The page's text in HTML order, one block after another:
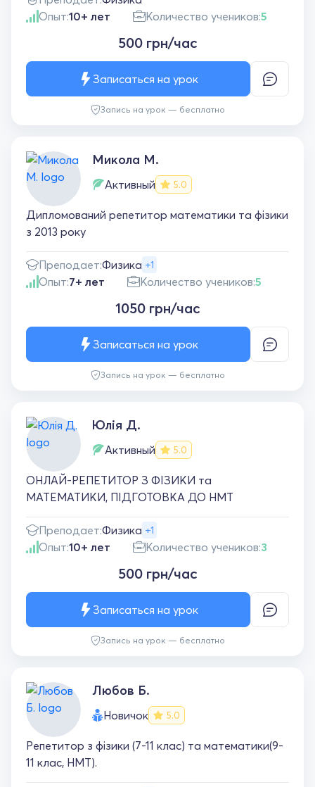
Опыт:10+ лет Количество учеников:5
500 грн/час
Запись на урок — бесплатно
Записаться на урок
Микола М.
Активный 5.0
Дипломований репетитор математики та фізики
з 2013 року
Преподает:Физика +1
Опыт:7+ лет Количество учеников:5
1050 грн/час
Запись на урок — бесплатно
Записаться на урок
Юлія Д.
Активный 5.0
ОНЛАЙ-РЕПЕТИТОР З ФІЗИКИ та
МАТЕМАТИКИ, ПІДГОТОВКА ДО НМТ
Преподает:Физика +1
Опыт:10+ лет Количество учеников:3
500 грн/час
Запись на урок — бесплатно
Записаться на урок
Любов Б.
Новичок 5.0
Репетитор з фізики (7-11 клас) та математики(9-
11 клас, НМТ).